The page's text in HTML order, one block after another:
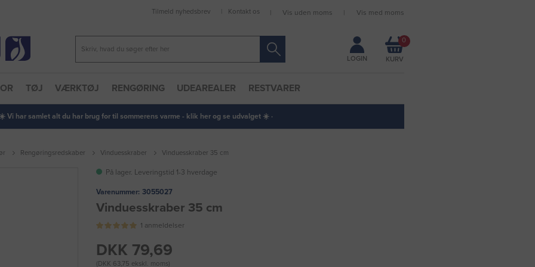
Forbliv logget ind
Tilmeld nyhedsbrev Kontakt os Vis uden moms Vis med moms
LOGIN
0
TØJ VÆRKTØJ RENGØRING UDEAREALER RESTVARER
Vi har samlet alt du har brug for til sommerens varme - klik her og se udvalget ☀️ ·
Rengøringsredskaber Vinduesskraber Vinduesskraber 35 cm
På lager. Leveringstid 1-3 hverdage
Varenummer: 3055027
Vinduesskraber 35 cm
1 anmeldelser
DKK 79,69
(DKK 63,75 ekskl. moms)